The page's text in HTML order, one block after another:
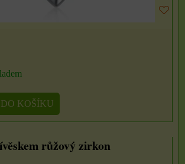
DO KOŠÍKU
růžový zirkon